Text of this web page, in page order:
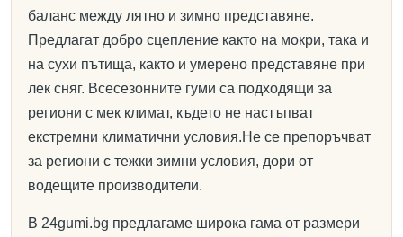
баланс между лятно и зимно представяне.
Предлагат добро сцепление както на мокри, така и
на сухи пътища, както и умерено представяне при
лек сняг. Всесезонните гуми са подходящи за
региони с мек климат, където не настъпват
екстремни климатични условия.Не се препоръчват
за региони с тежки зимни условия, дори от
водещите производители.
В 24gumi.bg предлагаме широка гама от размери